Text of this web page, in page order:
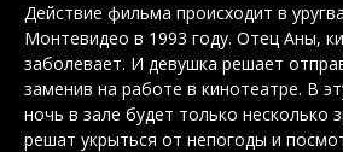
Действие фильма происходит в
Монтевидео в 1993 году. Отец Аны,
заболевает. И девушка решает
заменив на работе в кинотеатре. В
ночь в зале будет только несколько
решат укрыться от непогоды и